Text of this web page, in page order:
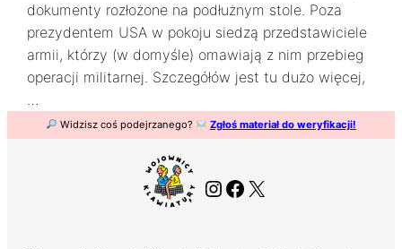
dokumenty rozłożone na podłużnym stole. Poza
prezydentem USA w pokoju siedzą przedstawiciele
armii, którzy (w domyśle) omawiają z nim przebieg
operacji militarnej. Szczegółów jest tu dużo więcej,
…
Widzisz coś podejrzanego? Zgłoś materiał do weryfikacji!
Instagram
Facebook
X